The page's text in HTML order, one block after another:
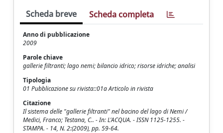
Scheda breve Scheda completa
Anno di pubblicazione
2009
Parole chiave
gallerie filtranti; lago nemi; bilancio idrico; risorse idriche; analisi
Tipologia
01 Pubblicazione su rivista::01a Articolo in rivista
Citazione
Il sistema delle "gallerie filtranti" nel bacino del lago di Nemi /
Medici, Franco; Testana, C.. - In: L'ACQUA. - ISSN 1125-1255. -
STAMPA. - 14, N. 2:(2009), pp. 59-64.